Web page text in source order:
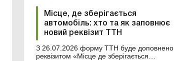
Місце, де зберігається
автомобіль: хто та як заповнює
новий реквізит ТТН
З 26.07.2026 форму ТТН буде доповнено
реквізитом «Місце де зберігається